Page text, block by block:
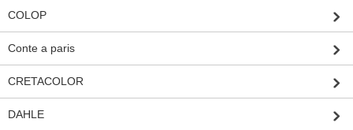
COLOP
Conte a paris
CRETACOLOR
DAHLE